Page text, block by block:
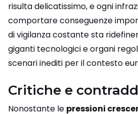
risulta delicatissimo, e ogni
comportare conseguenze
di vigilanza costante sta
giganti tecnologici e organi
scenari inediti per il contesto
Critiche e
Nonostante le pressioni